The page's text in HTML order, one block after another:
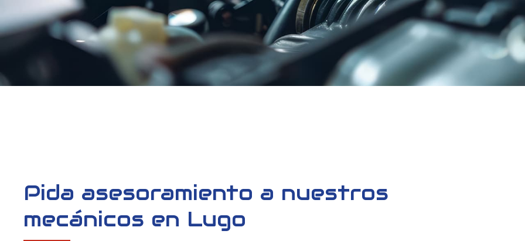
Pida asesoramiento a nuestros
mecánicos en Lugo